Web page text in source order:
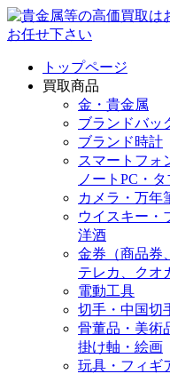
トップページ
買取商品
金・貴金属
ブランドバッ
ブランド時計
スマートフォ
ノートPC・タ
カメラ・万年
ウイスキー・
洋酒
金券（商品券
テレカ、クオ
電動工具
切手・中国切
骨董品・美術
掛け軸・絵画
玩具・フィギ